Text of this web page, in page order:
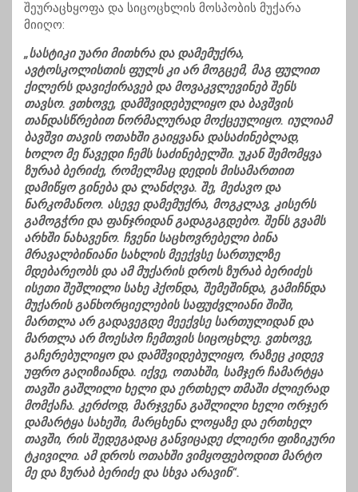
შეურაცხყოფა და სიცოცხლის მოსპობის მუქარა
მიიღო:
„სასტიკი უარი მითხრა და დამემუქრა,
ავტოსკოლისთის ფულს კი არ მოგცემ, მაგ ფულით
ქილერს დავიქირავებ და მოვაკვლევინებ შენს
თავსო. ვთხოვე, დამშვიდებულიყო და ბავშვის
თანდასწრებით ნორმალურად მოქცეულიყო. იულიამ
ბავშვი თავის ოთახში გაიყვანა დასაძინებლად,
ხოლო მე წავედი ჩემს საძინებელში. უკან შემომყვა
ზურაბ ბერიძე, რომელმაც დედის მისამართით
დამიწყო გინება და ლანძღვა. შე, მეძავო და
ნარკომანოო. ასევე დამემუქრა, მოგკლავ, კისერს
გამოგჭრი და ფანჯრიდან გადაგაგდებო. შენს გვამს
არხში ნახავენო. ჩვენი საცხოვრებელი ბინა
მრავალბინიანი სახლის მეექვსე სართულზე
მდებარეობს და ამ მუქარის დროს ზურაბ ბერიძეს
ისეთი შეშლილი სახე ჰქონდა, შემეშინდა, გამიჩნდა
მუქარის განხორციელების საფუძვლიანი შიში,
მართლა არ გადავეგდე მეექვსე სართულიდან და
მართლა არ მოესპო ჩემთვის სიცოცხლე. ვთხოვე,
გაჩერებულიყო და დამშვიდებულიყო, რაზეც კიდევ
უფრო გაღიზიანდა. იქვე, ოთახში, სამჯერ ჩამარტყა
თავში გაშლილი ხელი და ერთხელ თმაში ძლიერად
მომქაჩა. კერძოდ, მარჯვენა გაშლილი ხელი ორჯერ
დამარტყა სახეში, მარცხენა ლოყაზე და ერთხელ
თავში, რის შედეგადაც განვიცადე ძლიერი ფიზიკური
ტკივილი. ამ დროს ოთახში ვიმყოფებოდით მარტო
მე და ზურაბ ბერიძე და სხვა არავინ“.